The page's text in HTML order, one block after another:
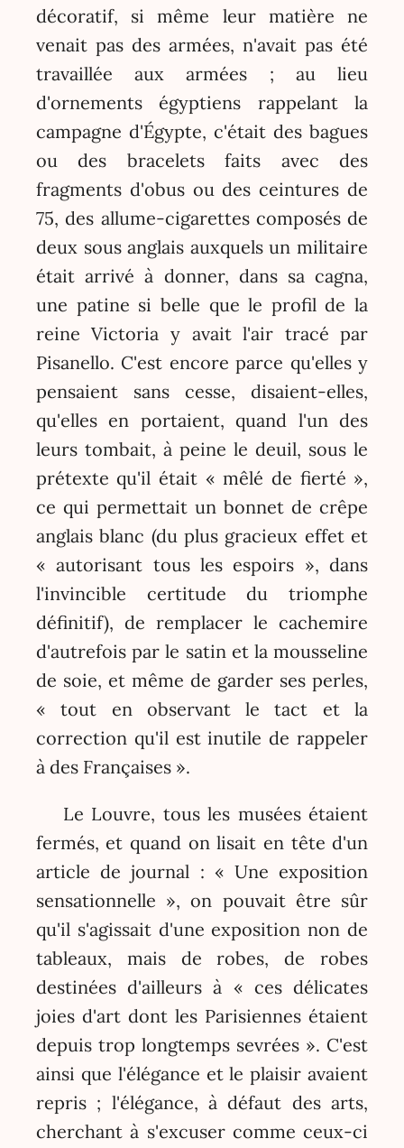
décoratif, si même leur matière ne
venait pas des armées, n'avait pas été
travaillée aux armées ; au lieu
d'ornements égyptiens rappelant la
campagne d'Égypte, c'était des bagues
ou des bracelets faits avec des
fragments d'obus ou des ceintures de
75, des allume-cigarettes composés de
deux sous anglais auxquels un militaire
était arrivé à donner, dans sa cagna,
une patine si belle que le profil de la
reine Victoria y avait l'air tracé par
Pisanello. C'est encore parce qu'elles y
pensaient sans cesse, disaient-elles,
qu'elles en portaient, quand l'un des
leurs tombait, à peine le deuil, sous le
prétexte qu'il était « mêlé de fierté »,
ce qui permettait un bonnet de crêpe
anglais blanc (du plus gracieux effet et
« autorisant tous les espoirs », dans
l'invincible certitude du triomphe
définitif), de remplacer le cachemire
d'autrefois par le satin et la mousseline
de soie, et même de garder ses perles,
« tout en observant le tact et la
correction qu'il est inutile de rappeler
à des Françaises ».
Le Louvre, tous les musées étaient
fermés, et quand on lisait en tête d'un
article de journal : « Une exposition
sensationnelle », on pouvait être sûr
qu'il s'agissait d'une exposition non de
tableaux, mais de robes, de robes
destinées d'ailleurs à « ces délicates
joies d'art dont les Parisiennes étaient
depuis trop longtemps sevrées ». C'est
ainsi que l'élégance et le plaisir avaient
repris ; l'élégance, à défaut des arts,
cherchant à s'excuser comme ceux-ci